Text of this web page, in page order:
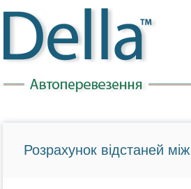
Розрахунок відстаней